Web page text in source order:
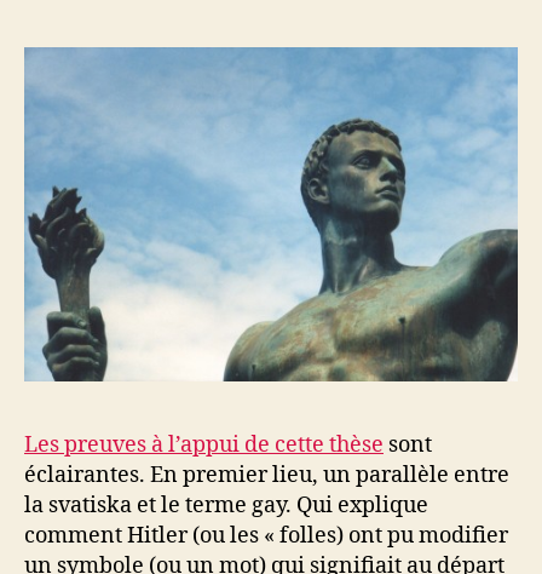
Les preuves à l’appui de cette thèse sont
éclairantes. En premier lieu, un parallèle entre
la svatiska et le terme gay. Qui explique
comment Hitler (ou les « folles) ont pu modifier
un symbole (ou un mot) qui signifiait au départ